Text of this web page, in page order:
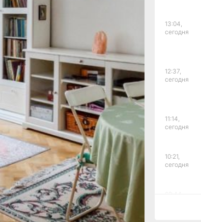
они
—
где
13:04,
сегодня
12:37,
сегодня
11:14,
сегодня
10:21,
сегодня